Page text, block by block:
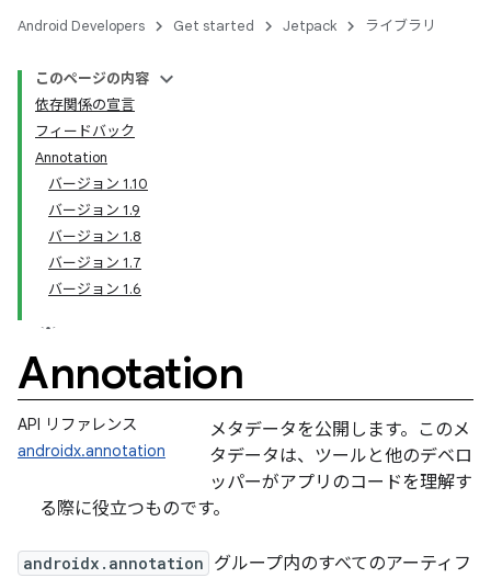
Android Developers Get started Jetpack ライブラリ
このページの内容
依存関係の宣言
フィードバック
Annotation
バージョン 1.10
バージョン 1.9
バージョン 1.8
バージョン 1.7
バージョン 1.6
Annotation
API リファレンス
androidx.annotation
メタデータを公開します。このメ
タデータは、ツールと他のデベロ
ッパーがアプリのコードを理解す
る際に役立つものです。
androidx.annotation グループ内のすべてのアーティフ